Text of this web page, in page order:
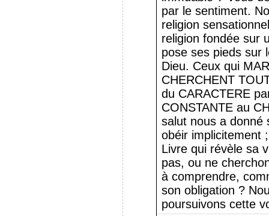
par le sentiment.
religion
religion fondée sur
pose ses pieds sur
Dieu. Ceux qui
CHERCHENT
du CARACTERE
CONSTANTE au
salut nous a donné
obéir implicitement
Livre qui révèle sa
pas, ou ne
à comprendre,
son obligation ?
poursuivons cette